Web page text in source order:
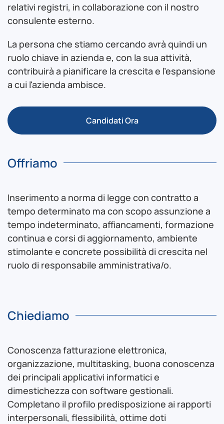
relativi registri, in collaborazione con il nostro
consulente esterno.
La persona che stiamo cercando avrà quindi un
ruolo chiave in azienda e, con la sua attività,
contribuirà a pianificare la crescita e l'espansione
a cui l'azienda ambisce.
Candidati Ora
Offriamo
Inserimento a norma di legge con contratto a
tempo determinato ma con scopo assunzione a
tempo indeterminato, affiancamenti, formazione
continua e corsi di aggiornamento, ambiente
stimolante e concrete possibilità di crescita nel
ruolo di responsabile amministrativa/o.
Chiediamo
Conoscenza fatturazione elettronica,
organizzazione, multitasking, buona conoscenza
dei principali applicativi informatici e
dimestichezza con software gestionali.
Completano il profilo predisposizione ai rapporti
interpersonali, flessibilità, ottime doti